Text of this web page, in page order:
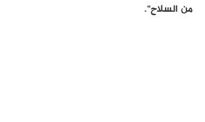
من السلاح".